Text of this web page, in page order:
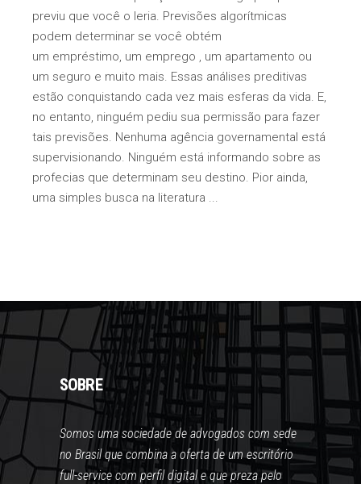
previu que você o leria. Previsões algorítmicas
podem determinar se você obtém
um empréstimo, um emprego , um apartamento ou
um seguro e muito mais. Essas análises preditivas
estão conquistando cada vez mais esferas da vida. E,
no entanto, ninguém pediu sua permissão para fazer
tais previsões. Nenhuma agência governamental está
supervisionando. Ninguém está informando sobre as
profecias que determinam seu destino. Pior ainda,
uma simples busca na literatura
SOBRE
Somos uma sociedade de advogados com sede
no Brasil que combina a oferta de um escritório
full-service com perfil digital e que preza pelo